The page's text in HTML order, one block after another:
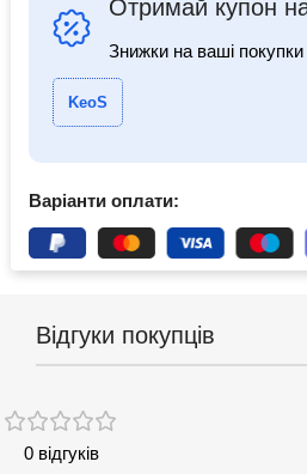
Отримай купон
Знижки на ваші
KeoS
Варіанти оплати:
Відгуки покупців
0 відгуків